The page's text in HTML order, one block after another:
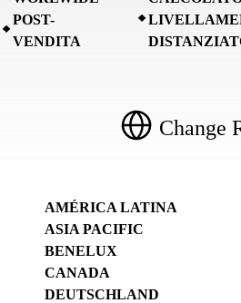
POST-
VENDITA
Change
AMÉRICA LATINA
ASIA PACIFIC
BENELUX
CANADA
DEUTSCHLAND